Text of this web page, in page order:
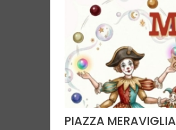
PIAZZA MERAVIGLIA